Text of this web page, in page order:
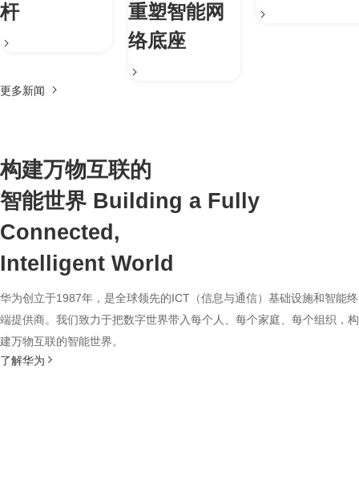
杆
重塑智能网
络底座
更多新闻
构建万物互联的
智能世界 Building a Fully
Connected,
Intelligent World
华为创立于1987年，是全球领先的ICT（信息与通信）基础设施和智能终
端提供商。我们致力于把数字世界带入每个人、每个家庭、每个组织，构
建万物互联的智能世界。
了解华为